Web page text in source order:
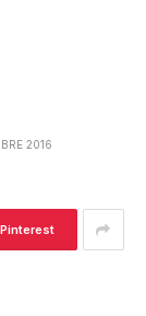
2016
Pinterest